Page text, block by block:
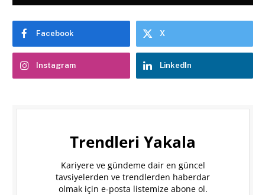
Facebook X
Instagram LinkedIn
Trendleri Yakala
Kariyere ve gündeme dair en güncel
tavsiyelerden ve trendlerden haberdar
olmak için e-posta listemize abone ol.